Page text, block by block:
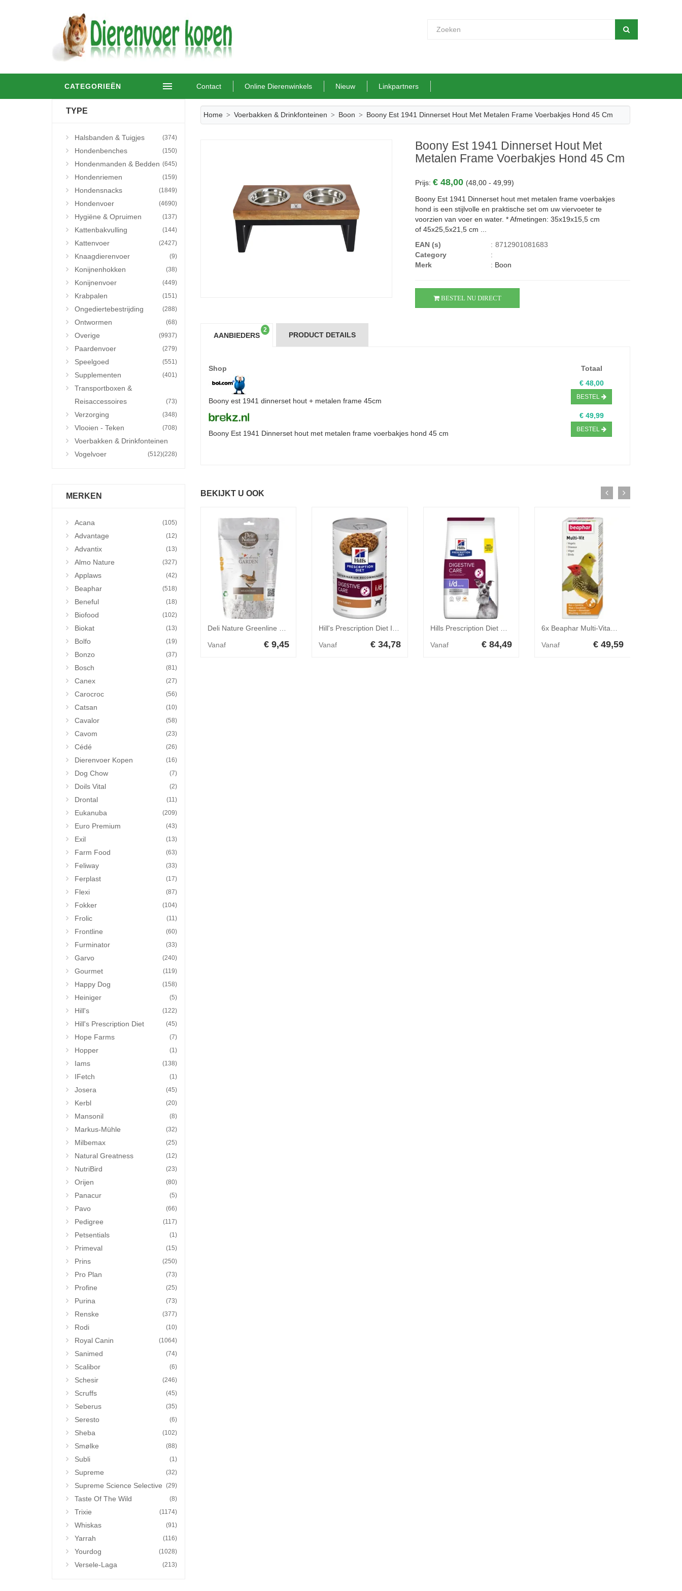
CATEGORIEËN Contact Online Dierenwinkels Nieuw Linkpartners
TYPE
Halsbanden & Tuigjes (374)
Hondenbenches (150)
Hondenmanden & Bedden (645)
Hondenriemen (159)
Hondensnacks (1849)
Hondenvoer (4690)
Hygiëne & Opruimen (137)
Kattenbakvulling (144)
Kattenvoer (2427)
Knaagdierenvoer (9)
Konijnenhokken (38)
Konijnenvoer (449)
Krabpalen (151)
Ongediertebestrijding (288)
Ontwormen (68)
Overige (9937)
Paardenvoer (279)
Speelgoed (551)
Supplementen (401)
Transportboxen &
Reisaccessoires
(73)
Verzorging (348)
Vlooien - Teken (708)
Voerbakken & Drinkfonteinen
(228)
Vogelvoer (512)
MERKEN
Acana (105)
Advantage (12)
Advantix (13)
Almo Nature (327)
Applaws (42)
Beaphar (518)
Beneful (18)
Biofood (102)
Biokat (13)
Bolfo (19)
Bonzo (37)
Bosch (81)
Canex (27)
Carocroc (56)
Catsan (10)
Cavalor (58)
Cavom (23)
Cédé (26)
Dierenvoer Kopen (16)
Dog Chow (7)
Doils Vital (2)
Drontal (11)
Eukanuba (209)
Euro Premium (43)
Exil (13)
Farm Food (63)
Feliway (33)
Ferplast (17)
Flexi (87)
Fokker (104)
Frolic (11)
Frontline (60)
Furminator (33)
Garvo (240)
Gourmet (119)
Happy Dog (158)
Heiniger (5)
Hill's (122)
Hill's Prescription Diet (45)
Hope Farms (7)
Hopper (1)
Iams (138)
IFetch (1)
Josera (45)
Kerbl (20)
Mansonil (8)
Markus-Mühle (32)
Milbemax (25)
Natural Greatness (12)
NutriBird (23)
Orijen (80)
Panacur (5)
Pavo (66)
Pedigree (117)
Petsentials (1)
Primeval (15)
Prins (250)
Pro Plan (73)
Profine (25)
Purina (73)
Renske (377)
Rodi (10)
Royal Canin (1064)
Sanimed (74)
Scalibor (6)
Schesir (246)
Scruffs (45)
Seberus (35)
Seresto (6)
Sheba (102)
Smølke (88)
Subli (1)
Supreme (32)
Supreme Science Selective (29)
Taste Of The Wild (8)
Trixie (1174)
Whiskas (91)
Yarrah (116)
Yourdog (1028)
Versele-Laga (213)
Home Voerbakken & Drinkfonteinen Boon Boony Est 1941 Dinnerset Hout Met Metalen Frame Voerbakjes Hond 45 Cm
Boony Est 1941 Dinnerset Hout Met
Metalen Frame Voerbakjes Hond 45 Cm
Prijs:€ 48,00 (48,00 - 49,99)
Boony Est 1941 Dinnerset hout met metalen frame voerbakjes
hond is een stijlvolle en praktische set om uw viervoeter te
voorzien van voer en water. * Afmetingen: 35x19x15,5 cm
of 45x25,5x21,5 cm ...
EAN (s)
: 8712901081683
Category
:
Merk
: Boon
BESTEL NU DIRECT
AANBIEDERS
2
PRODUCT DETAILS
Shop Totaal
Boony est 1941 dinnerset hout + metalen frame 45cm
€ 48,00
BESTEL
Boony Est 1941 Dinnerset hout met metalen frame voerbakjes hond 45 cm
€ 49,99
BESTEL
BEKIJKT U OOK
Vanaf € 9,45 Vanaf € 34,78 Vanaf € 84,49 Vanaf € 49,59